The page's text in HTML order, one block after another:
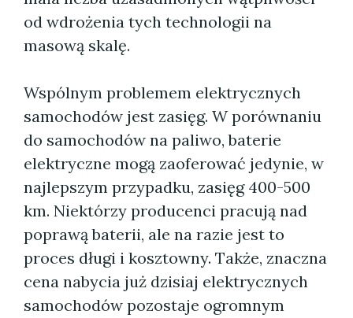
od wdrożenia tych technologii na
masową skalę.
Wspólnym problemem elektrycznych
samochodów jest zasięg. W porównaniu
do samochodów na paliwo, baterie
elektryczne mogą zaoferować jedynie, w
najlepszym przypadku, zasięg 400-500
km. Niektórzy producenci pracują nad
poprawą baterii, ale na razie jest to
proces długi i kosztowny. Także, znaczna
cena nabycia już dzisiaj elektrycznych
samochodów pozostaje ogromnym